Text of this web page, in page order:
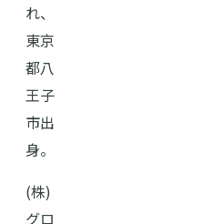
れ、
東京
都八
王子
市出
身。
(株)
グロ